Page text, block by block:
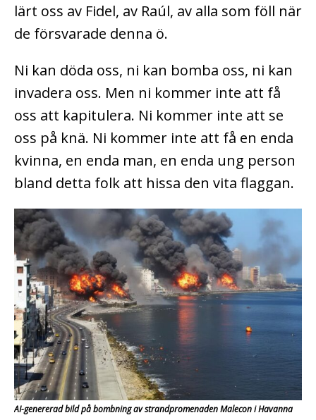
lärt oss av Fidel, av Raúl, av alla som föll när
de försvarade denna ö.
Ni kan döda oss, ni kan bomba oss, ni kan
invadera oss. Men ni kommer inte att få
oss att kapitulera. Ni kommer inte att se
oss på knä. Ni kommer inte att få en enda
kvinna, en enda man, en enda ung person
bland detta folk att hissa den vita flaggan.
AI-genererad bild på bombning av strandpromenaden Malecon i Havanna